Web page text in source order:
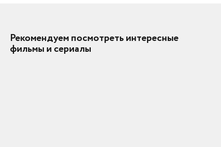
Рекомендуем посмотреть интересные
фильмы и сериалы